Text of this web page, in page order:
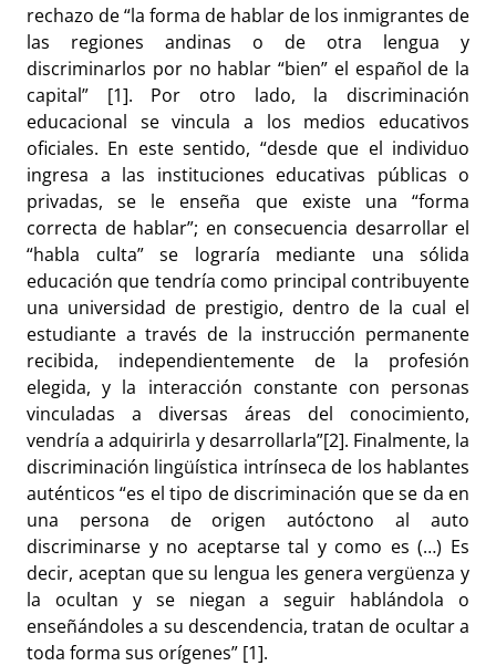
rechazo de “la forma de hablar de los inmigrantes de
las regiones andinas o de otra lengua y
discriminarlos por no hablar “bien” el español de la
capital” [1]. Por otro lado, la discriminación
educacional se vincula a los medios educativos
oficiales. En este sentido, “desde que el individuo
ingresa a las instituciones educativas públicas o
privadas, se le enseña que existe una “forma
correcta de hablar”; en consecuencia desarrollar el
“habla culta” se lograría mediante una sólida
educación que tendría como principal contribuyente
una universidad de prestigio, dentro de la cual el
estudiante a través de la instrucción permanente
recibida, independientemente de la profesión
elegida, y la interacción constante con personas
vinculadas a diversas áreas del conocimiento,
vendría a adquirirla y desarrollarla”[2]. Finalmente, la
discriminación lingüística intrínseca de los hablantes
auténticos “es el tipo de discriminación que se da en
una persona de origen autóctono al auto
discriminarse y no aceptarse tal y como es (…) Es
decir, aceptan que su lengua les genera vergüenza y
la ocultan y se niegan a seguir hablándola o
enseñándoles a su descendencia, tratan de ocultar a
toda forma sus orígenes” [1].